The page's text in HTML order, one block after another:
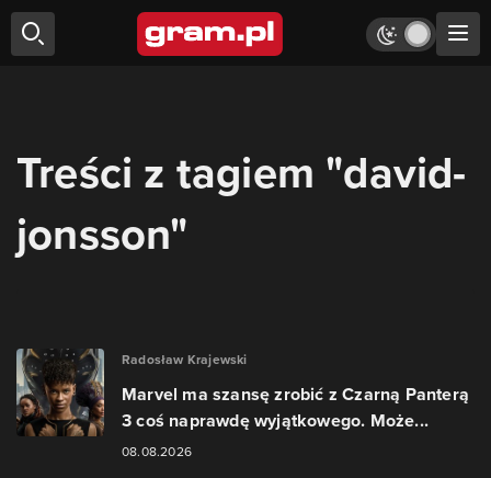
Treści z tagiem "david-
jonsson"
Radosław Krajewski
Marvel ma szansę zrobić z Czarną Panterą
3 coś naprawdę wyjątkowego. Może...
08.08.2026